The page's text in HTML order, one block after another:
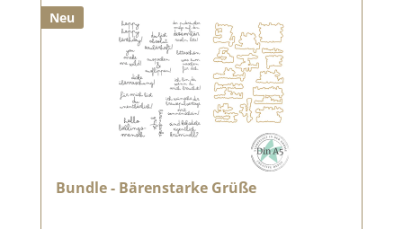
Neu
Bundle - Bärenstarke Grüße